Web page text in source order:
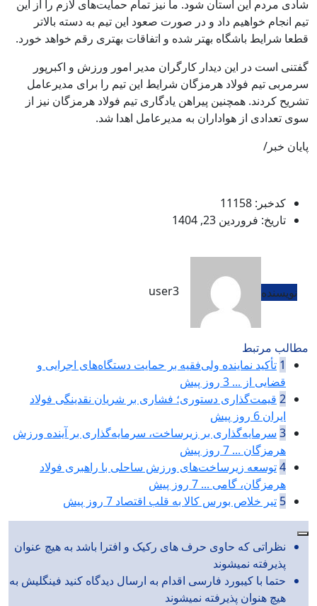
شادی مردم این استان شود. ما نیز تمام حمایت‌های لازم را از این
تیم انجام خواهیم داد و در صورت صعود این تیم به دسته بالاتر
قطعا شرایط باشگاه بهتر شده و اتفاقات بهتری رقم خواهد خورد.
گفتنی است در این دیدار کارگران مدیر امور ورزش و اکبرپور
سرمربی تیم فولاد هرمزگان شرایط این تیم را برای مدیرعامل
تشریح کردند. همچنین پیراهن یادگاری تیم فولاد هرمزگان نیز از
سوی تعدادی از هواداران به مدیرعامل اهدا شد.
پایان خبر/
کدخبر: 11158
تاریخ: فروردین 23, 1404
نویسنده user3
مطالب مرتبط
1 تأکید نماینده ولی‌فقیه بر حمایت دستگاه‌های اجرایی و
قضایی از ... 3 روز پیش
2 قیمت‌گذاری دستوری؛ فشاری بر شریان نقدینگی فولاد
ایران 6 روز پیش
3 سرمایه‌گذاری بر زیرساخت، سرمایه‌گذاری بر آینده ورزش
هرمزگان ... 7 روز پیش
4توسعه زیرساخت‌های ورزش ساحلی با راهبری فولاد
هرمزگان، گامی ... 7 روز پیش
5 تیر خلاص بورس کالا به قلب اقتصاد 7 روز پیش
نظراتی که حاوی حرف های رکیک و افترا باشد به هیچ عنوان
پذیرفته نمیشوند
حتما با کیبورد فارسی اقدام به ارسال دیدگاه کنید فینگلیش به
هیچ هنوان پذیرفته نمیشوند